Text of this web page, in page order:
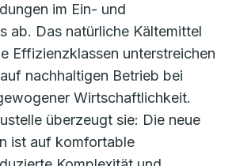
im Ein- und
ab. Das natürliche Kältemittel
Effizienzklassen unterstreichen
nachhaltigen Betrieb bei
Wirtschaftlichkeit.
überzeugt sie: Die neue
ist auf komfortable